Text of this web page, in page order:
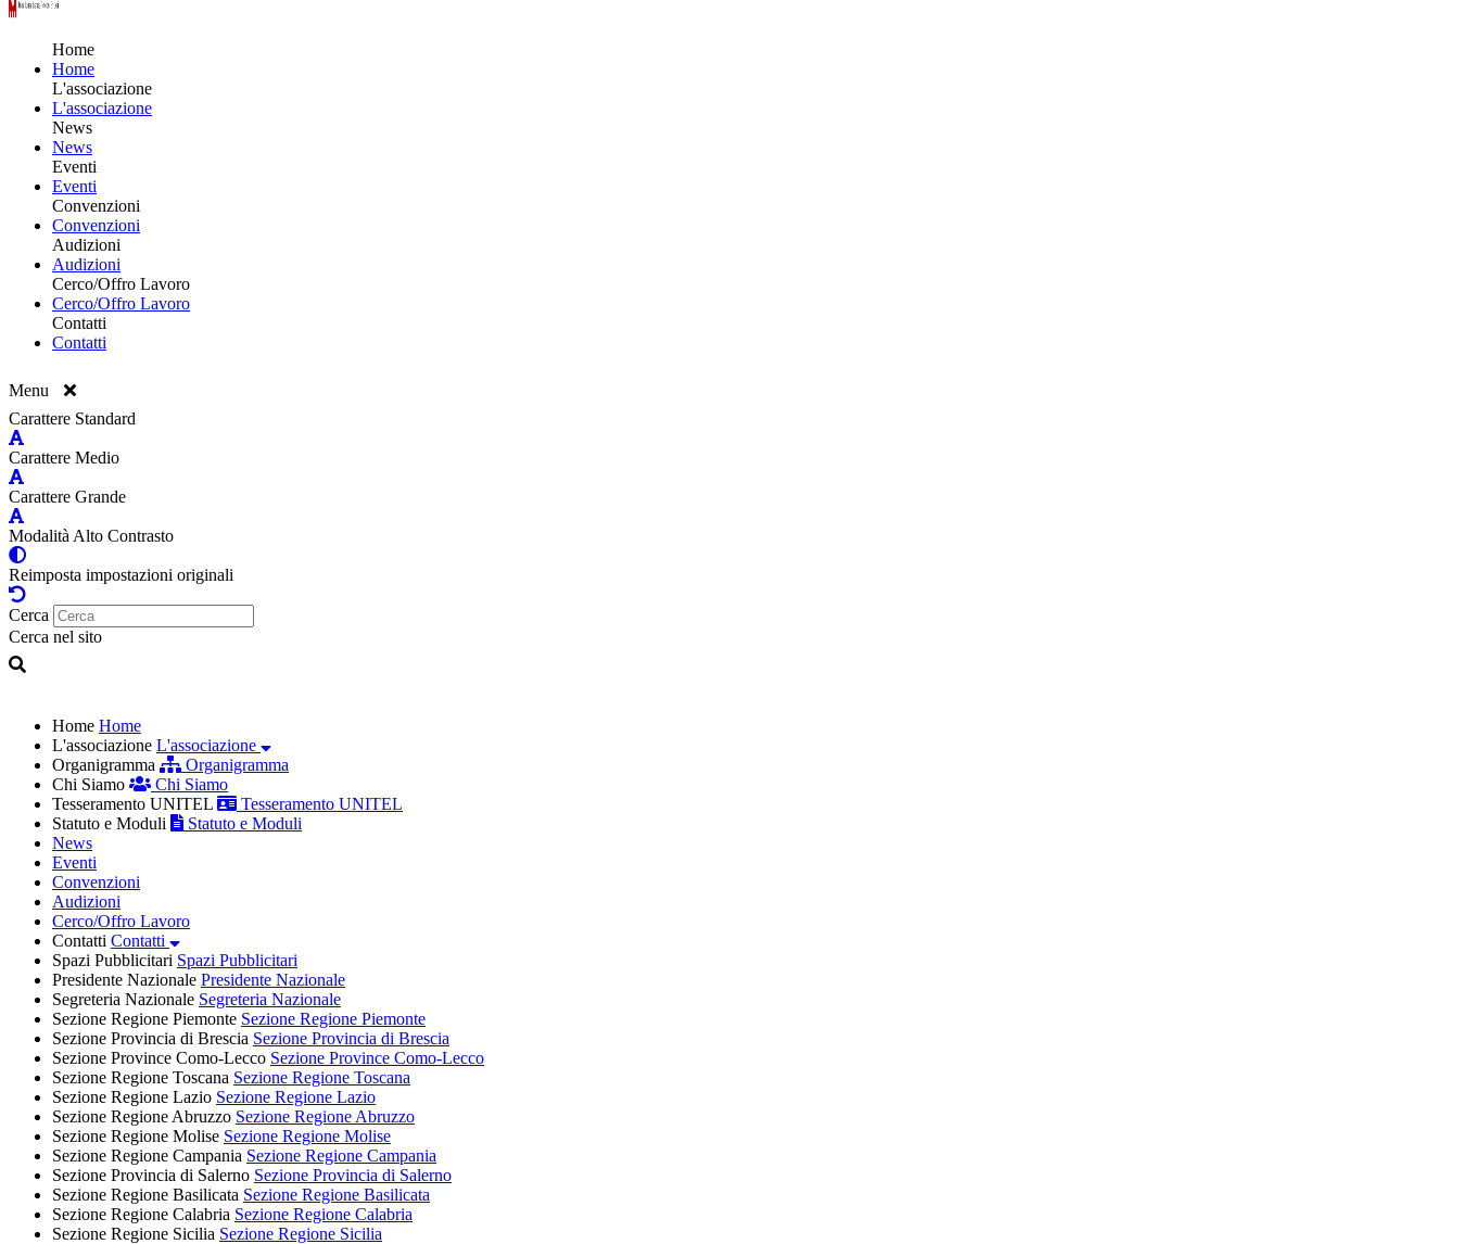
Home
Home
L'associazione
L'associazione
News
News
Eventi
Eventi
Convenzioni
Convenzioni
Audizioni
Audizioni
Cerco/Offro Lavoro
Cerco/Offro Lavoro
Contatti
Contatti
Menu
Carattere Standard
Carattere Medio
Carattere Grande
Modalità Alto Contrasto
Reimposta impostazioni originali
Cerca
Cerca nel sito
Home Home
L'associazione L'associazione
Organigramma
Organigramma
Chi Siamo
Chi Siamo
Tesseramento UNITEL
Tesseramento UNITEL
Statuto e Moduli
Statuto e Moduli
News
Eventi
Convenzioni
Audizioni
Cerco/Offro Lavoro
Contatti Contatti
Spazi Pubblicitari Spazi Pubblicitari
Presidente Nazionale Presidente Nazionale
Segreteria Nazionale Segreteria Nazionale
Sezione Regione Piemonte Sezione Regione Piemonte
Sezione Provincia di Brescia Sezione Provincia di Brescia
Sezione Province Como-Lecco Sezione Province Como-Lecco
Sezione Regione Toscana Sezione Regione Toscana
Sezione Regione Lazio Sezione Regione Lazio
Sezione Regione Abruzzo Sezione Regione Abruzzo
Sezione Regione Molise Sezione Regione Molise
Sezione Regione Campania Sezione Regione Campania
Sezione Provincia di Salerno Sezione Provincia di Salerno
Sezione Regione Basilicata Sezione Regione Basilicata
Sezione Regione Calabria Sezione Regione Calabria
Sezione Regione Sicilia Sezione Regione Sicilia